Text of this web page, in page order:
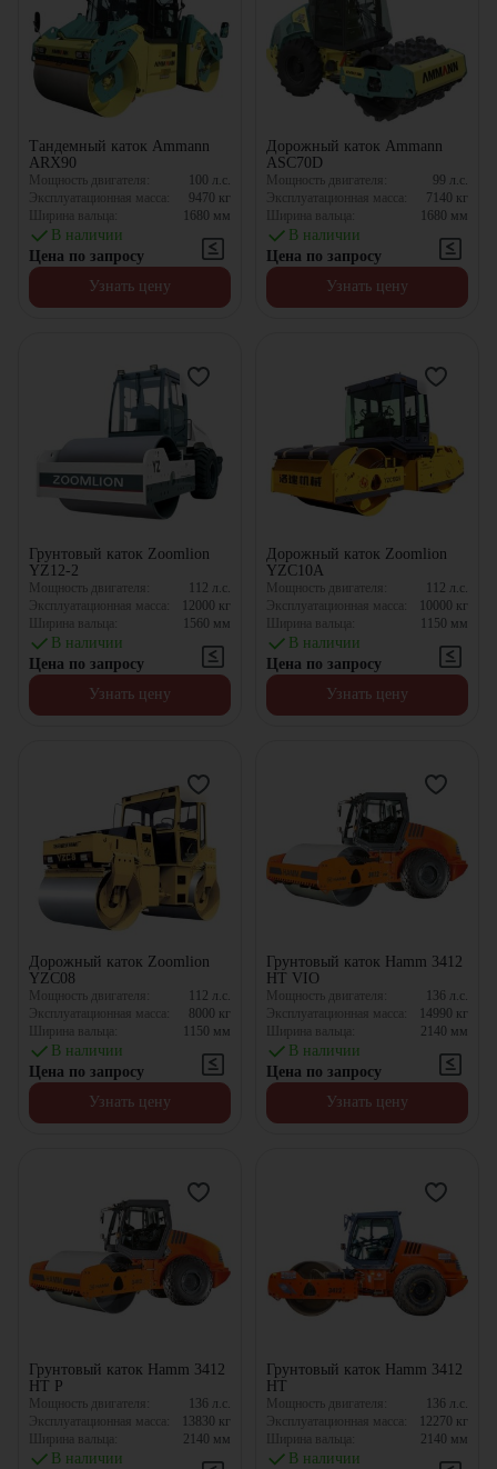
Тандемный каток Ammann
ARX90
Мощность двигателя: 100 л.с.
Эксплуатационная масса:
9470 кг
Ширина вальца:
1680 мм
В наличии
Цена по запросу
Узнать цену
Дорожный каток Ammann
ASC70D
Мощность двигателя: 99 л.с.
Эксплуатационная масса:
7140 кг
Ширина вальца:
1680 мм
В наличии
Цена по запросу
Узнать цену
Грунтовый каток Zoomlion
YZ12-2
Мощность двигателя: 112 л.с.
Эксплуатационная масса:
12000 кг
Ширина вальца:
1560 мм
В наличии
Цена по запросу
Узнать цену
Дорожный каток Zoomlion
YZC10A
Мощность двигателя: 112 л.с.
Эксплуатационная масса:
10000 кг
Ширина вальца:
1150 мм
В наличии
Цена по запросу
Узнать цену
Дорожный каток Zoomlion
YZC08
Мощность двигателя: 112 л.с.
Эксплуатационная масса:
8000 кг
Ширина вальца:
1150 мм
В наличии
Цена по запросу
Узнать цену
Грунтовый каток Hamm 3412
HT VIO
Мощность двигателя: 136 л.с.
Эксплуатационная масса:
14990 кг
Ширина вальца:
2140 мм
В наличии
Цена по запросу
Узнать цену
Грунтовый каток Hamm 3412
HT P
Мощность двигателя: 136 л.с.
Эксплуатационная масса:
13830 кг
Ширина вальца:
2140 мм
В наличии
Грунтовый каток Hamm 3412
HT
Мощность двигателя: 136 л.с.
Эксплуатационная масса:
12270 кг
Ширина вальца:
2140 мм
В наличии